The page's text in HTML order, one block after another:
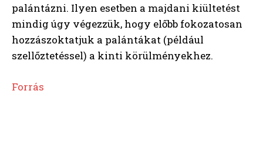
palántázni. Ilyen esetben a majdani kiültetést
mindig úgy végezzük, hogy előbb fokozatosan
hozzászoktatjuk a palántákat (például
szellőztetéssel) a kinti körülményekhez.
Forrás